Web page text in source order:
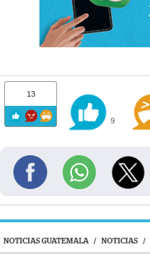
13
9
NOTICIAS GUATEMALA / NOTICIAS /